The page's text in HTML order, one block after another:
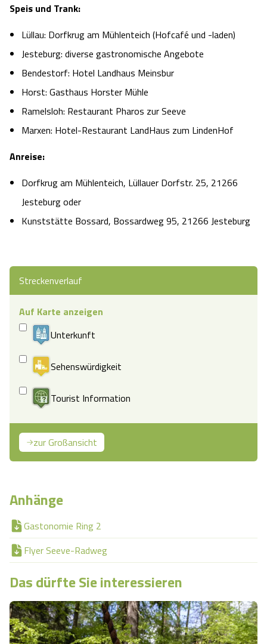
Speis und Trank:
Lüllau: Dorfkrug am Mühlenteich (Hofcafé und -laden)
Jesteburg: diverse gastronomische Angebote
Bendestorf: Hotel Landhaus Meinsbur
Horst: Gasthaus Horster Mühle
Ramelsloh: Restaurant Pharos zur Seeve
Marxen: Hotel-Restaurant LandHaus zum LindenHof
Anreise:
Dorfkrug am Mühlenteich, Lüllauer Dorfstr. 25, 21266
Jesteburg oder
Kunststätte Bossard, Bossardweg 95, 21266 Jesteburg
Anhänge
Gastonomie Ring 2
Flyer Seeve-Radweg
Das dürfte Sie interessieren
Streckenverlauf
Auf Karte anzeigen
Unterkunft
Sehenswürdigkeit
Tourist Information
zur Großansicht